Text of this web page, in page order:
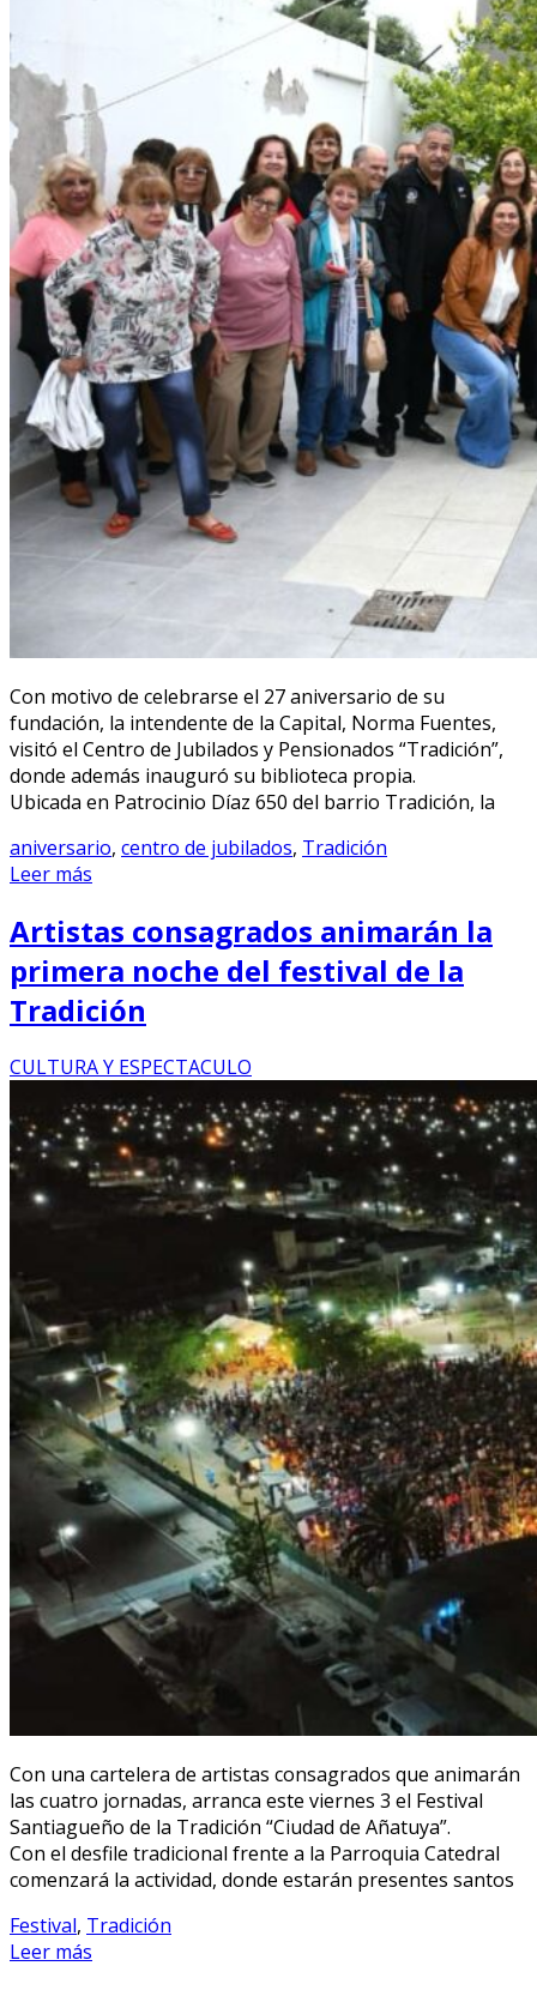
Con motivo de celebrarse el 27 aniversario de su
fundación, la intendente de la Capital, Norma Fuentes,
visitó el Centro de Jubilados y Pensionados “Tradición”,
donde además inauguró su biblioteca propia.
Ubicada en Patrocinio Díaz 650 del barrio Tradición, la
aniversario, centro de jubilados, Tradición
Leer más
Artistas consagrados animarán la
primera noche del festival de la
Tradición
CULTURA Y ESPECTACULO
Con una cartelera de artistas consagrados que animarán
las cuatro jornadas, arranca este viernes 3 el Festival
Santiagueño de la Tradición “Ciudad de Añatuya”.
Con el desfile tradicional frente a la Parroquia Catedral
comenzará la actividad, donde estarán presentes santos
Festival, Tradición
Leer más